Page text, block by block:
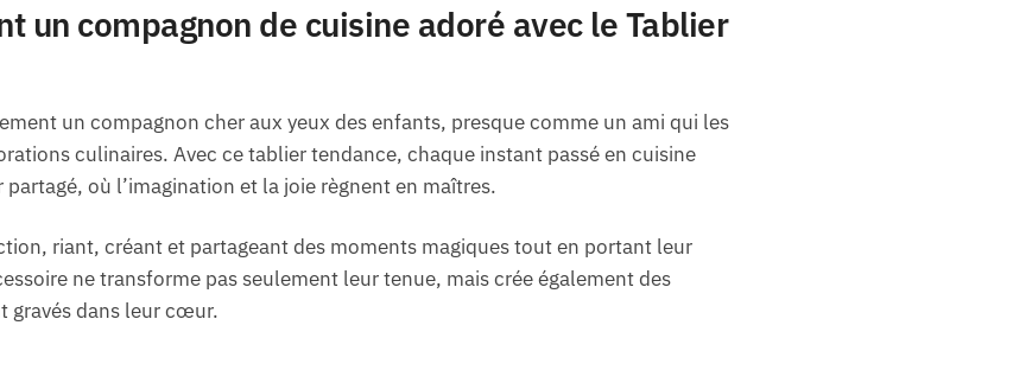
un compagnon de cuisine adoré avec le Tablier
un compagnon cher aux yeux des enfants, presque comme un ami qui les
culinaires. Avec ce tablier tendance, chaque instant passé en cuisine
où l’imagination et la joie règnent en maîtres.
riant, créant et partageant des moments magiques tout en portant leur
ne transforme pas seulement leur tenue, mais crée également des
gravés dans leur cœur.